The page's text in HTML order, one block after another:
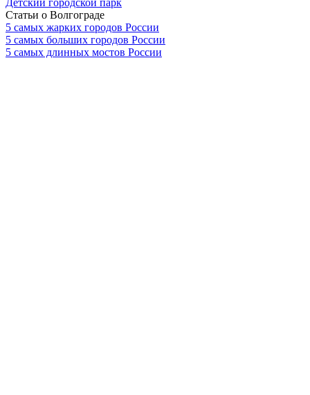
Детский городской парк
Статьи о Волгограде
5 самых жарких городов России
5 самых больших городов России
5 самых длинных мостов России